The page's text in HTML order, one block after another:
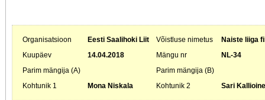
Organisatsioon Eesti Saalihoki Liit Võistluse nimetus
Naiste liiga
Kuupäev
14.04.2018 Mängu nr
NL-34
Parim mängija (A)
Parim mängija (B)
Kohtunik 1
Mona Niskala Kohtunik 2 Sari